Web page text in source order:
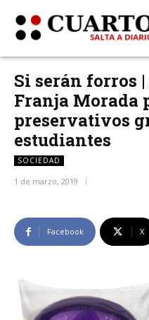
Si serán forros
Franja Morada
preservativos
estudiantes
SOCIEDAD
1 de marzo, 2019
Facebook X